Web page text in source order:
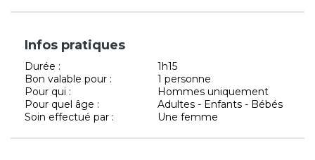
Infos pratiques
Durée :
1h15
Bon valable pour :
1 personne
Pour qui :
Hommes uniquement
Pour quel âge :
Adultes - Enfants - Bébés
Soin effectué par :
Une femme